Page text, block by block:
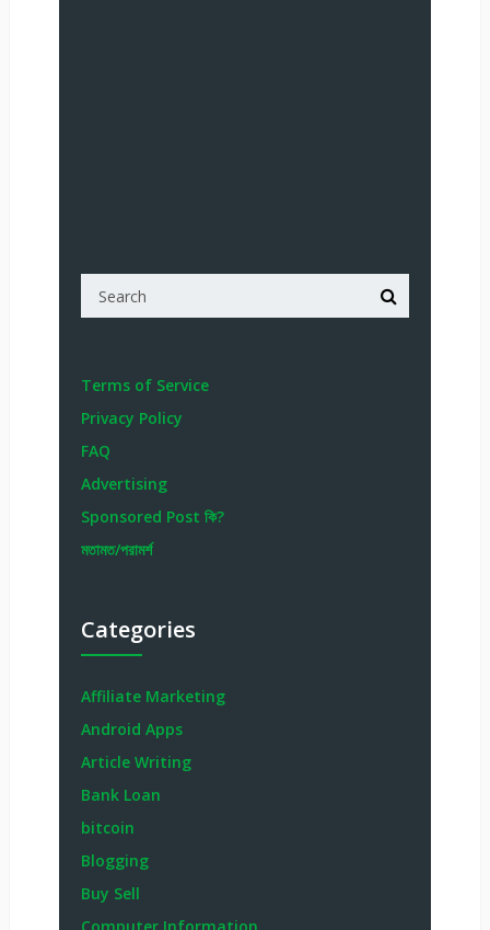
Terms of Service
Privacy Policy
FAQ
Advertising
Sponsored Post কি?
মতামত/পরামর্শ
Categories
Affiliate Marketing
Android Apps
Article Writing
Bank Loan
bitcoin
Blogging
Buy Sell